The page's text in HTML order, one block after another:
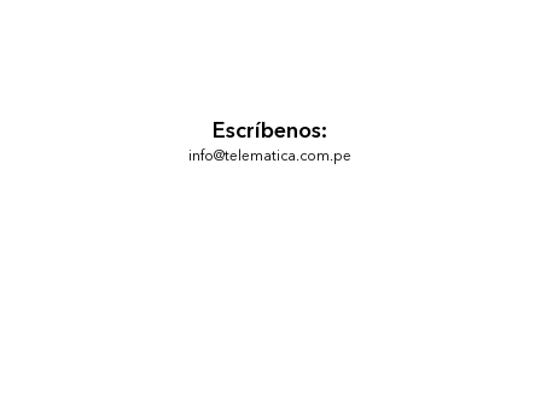
Escríbenos:
info@telematica.com.pe